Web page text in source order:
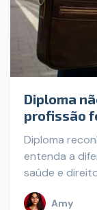
Diploma
profissão
Diploma
entenda a
saúde e
Amy